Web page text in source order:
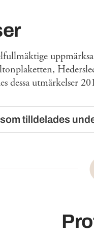
dessa utmärkelser
tilldelades